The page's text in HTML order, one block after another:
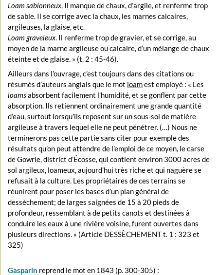
Loam sablonneux. Il manque de chaux, d’argile, et renferme trop
de sable. Il se corrige avec la chaux, les marnes calcaires,
argileuses, la glaise, etc.
Loam graveleux. Il renferme trop de gravier, et se corrige, au
moyen de la marne argileuse ou calcaire, d’un mélange de chaux
éteinte et de glaise. » (t. 2 : 45-46).
Ailleurs dans l’ouvrage, c’est toujours dans des citations ou
résumés d’auteurs anglais que le mot loamest employé : « Les
loamsabsorbent facilement l’humidité, et se gonflent par cette
absorption. Ils retiennent ordinairement une grande quantité
d’eau, surtout lorsqu’ils reposent sur un sous-sol de matière
argileuse à travers lequel elle ne peut pénétrer. (…) Nous ne
terminerons pas cette partie sans citer pour exemple des
résultats qu’on peut attendre de l’emploi de ce moyen, le carse
de Gowrie, district d’Écosse, qui contient environ 3000 acres de
sol argileux, loameux, aujourd’hui très riche et qui naguère se
refusait à la culture. Les propriétaires de ces terrains se
réunirent pour poser les bases d’un plan général de
dessèchement; de larges saignées de 15 à 20 pieds de
profondeur, ressemblant à de petits canots et destinées à
conduire les eaux à une rivière voisine, furent ouvertes dans
plusieurs directions. » (Article DESSÈCHEMENT t. 1 : 323 et
325)
Gasparin reprend le mot en 1843 (p. 300-305) :